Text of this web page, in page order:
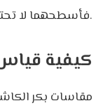
فأسطحهما لا تحتوي على طلاء كيميائي.
كيفية
مقاسات بكر